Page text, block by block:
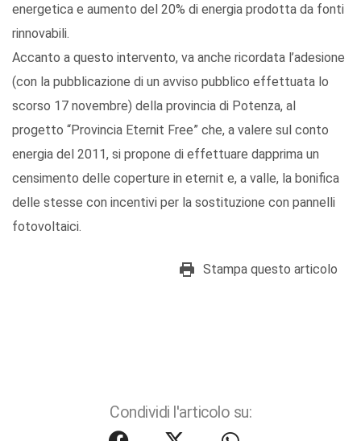
energetica e aumento del 20% di energia prodotta da fonti
rinnovabili.
Accanto a questo intervento, va anche ricordata l’adesione
(con la pubblicazione di un avviso pubblico effettuata lo
scorso 17 novembre) della provincia di Potenza, al
progetto “Provincia Eternit Free” che, a valere sul conto
energia del 2011, si propone di effettuare dapprima un
censimento delle coperture in eternit e, a valle, la bonifica
delle stesse con incentivi per la sostituzione con pannelli
fotovoltaici.
Stampa questo articolo
Condividi l'articolo su: